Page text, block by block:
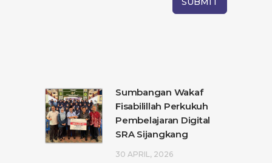
Sumbangan Wakaf
Fisabilillah Perkukuh
Pembelajaran Digital
SRA Sijangkang
30 APRIL, 2026